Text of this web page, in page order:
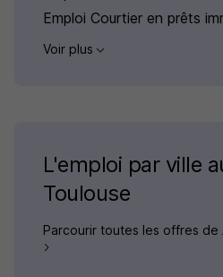
Emploi Courtier en prêts
Voir plus
L'emploi par ville
Toulouse
Parcourir toutes les offres